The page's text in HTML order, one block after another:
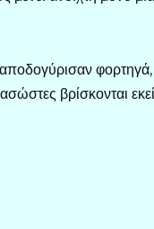
βρίσκονται εκεί